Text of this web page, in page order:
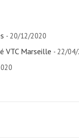
- 20/12/2020
VTC Marseille - 22/